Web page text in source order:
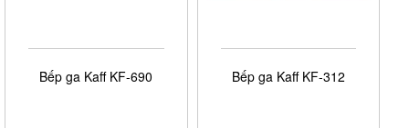
Bếp ga Kaff KF-690 Bếp ga Kaff KF-312